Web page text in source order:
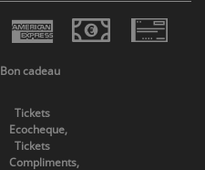
Bon cadeau
Tickets
Ecocheque,
Tickets
Compliments,